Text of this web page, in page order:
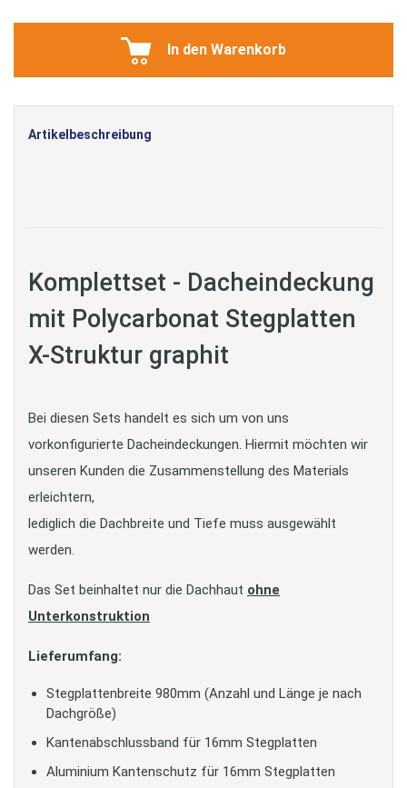
In den Warenkorb
Artikelbeschreibung
Komplettset - Dacheindeckung
mit Polycarbonat Stegplatten
X-Struktur graphit
Bei diesen Sets handelt es sich um von uns
vorkonfigurierte Dacheindeckungen. Hiermit möchten wir
unseren Kunden die Zusammenstellung des Materials
erleichtern,
lediglich die Dachbreite und Tiefe muss ausgewählt
werden.
Das Set beinhaltet nur die Dachhaut ohne
Unterkonstruktion
Lieferumfang:
Stegplattenbreite 980mm (Anzahl und Länge je nach
Dachgröße)
Kantenabschlussband für 16mm Stegplatten
Aluminium Kantenschutz für 16mm Stegplatten